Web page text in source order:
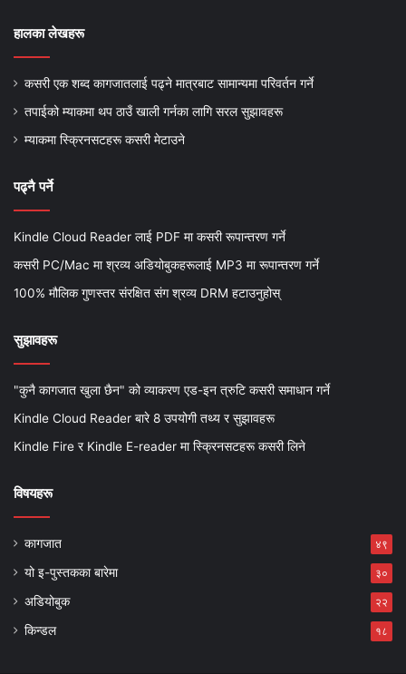
हालका लेखहरू
कसरी एक शब्द कागजातलाई पढ्ने मात्रबाट सामान्यमा परिवर्तन गर्ने
तपाईको म्याकमा थप ठाउँ खाली गर्नका लागि सरल सुझावहरू
म्याकमा स्क्रिनसटहरू कसरी मेटाउने
पढ्नै पर्ने
Kindle Cloud Reader लाई PDF मा कसरी रूपान्तरण गर्ने
कसरी PC/Mac मा श्रव्य अडियोबुकहरूलाई MP3 मा रूपान्तरण गर्ने
100% मौलिक गुणस्तर संरक्षित संग श्रव्य DRM हटाउनुहोस्
सुझावहरू
"कुनै कागजात खुला छैन" को व्याकरण एड-इन त्रुटि कसरी समाधान गर्ने
Kindle Cloud Reader बारे 8 उपयोगी तथ्य र सुझावहरू
Kindle Fire र Kindle E-reader मा स्क्रिनसटहरू कसरी लिने
विषयहरू
कागजात ४९
यो इ-पुस्तकका बारेमा ३०
अडियोबुक २२
किन्डल १८